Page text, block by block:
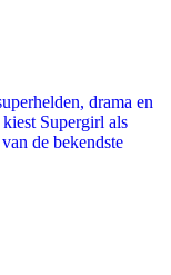
drama en
Supergirl als
de bekendste